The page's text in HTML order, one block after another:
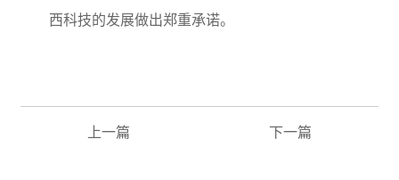
西科技的发展做出郑重承诺。
下一篇
上一篇